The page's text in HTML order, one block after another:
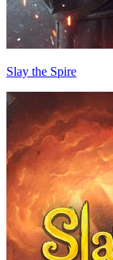
Slay the Spire